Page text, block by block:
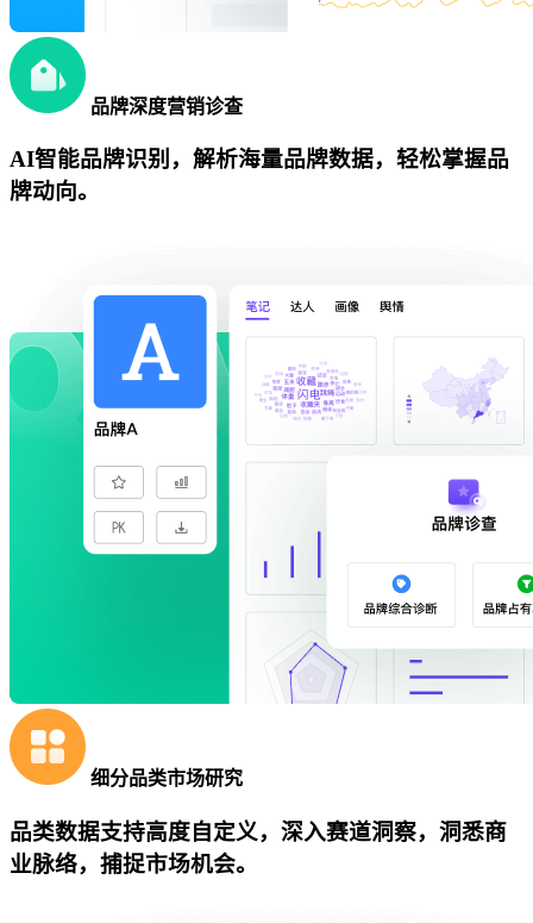
品牌深度营销诊查
AI智能品牌识别，解析海量品牌数据，轻松掌握品
牌动向。
细分品类市场研究
品类数据支持高度自定义，深入赛道洞察，洞悉商
业脉络，捕捉市场机会。